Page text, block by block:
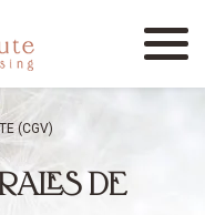
Menu
(CGV)
DE